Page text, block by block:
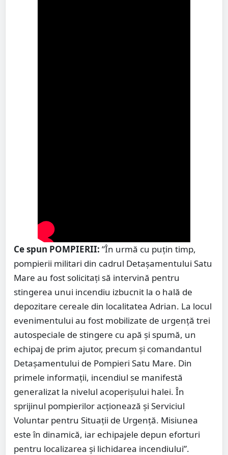
Ce spun POMPIERII: ”În urmă cu puțin timp,
pompierii militari din cadrul Detașamentului Satu
Mare au fost solicitați să intervină pentru
stingerea unui incendiu izbucnit la o hală de
depozitare cereale din localitatea Adrian. La locul
evenimentului au fost mobilizate de urgență trei
autospeciale de stingere cu apă și spumă, un
echipaj de prim ajutor, precum și comandantul
Detașamentului de Pompieri Satu Mare. Din
primele informații, incendiul se manifestă
generalizat la nivelul acoperișului halei. În
sprijinul pompierilor acționează și Serviciul
Voluntar pentru Situații de Urgență. Misiunea
este în dinamică, iar echipajele depun eforturi
pentru localizarea și lichidarea incendiului”.